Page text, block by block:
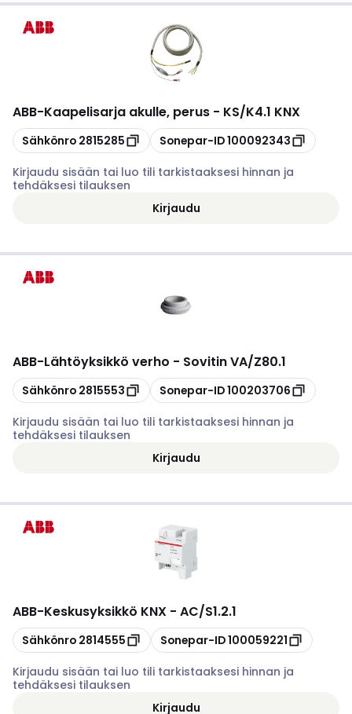
ABB-Kaapelisarja akulle, perus - KS/K4.1 KNX
Kopioi
Sähkönro 2815285 Kopioi
Sonepar-ID100092343
Kirjaudu sisään tai luo tili tarkistaaksesi hinnan ja
tehdäksesi tilauksen
Kirjaudu
ABB-Lähtöyksikkö verho - Sovitin VA/Z80.1
Kopioi
Sähkönro 2815553 Kopioi
Sonepar-ID100203706
Kirjaudu sisään tai luo tili tarkistaaksesi hinnan ja
tehdäksesi tilauksen
Kirjaudu
ABB-Keskusyksikkö KNX - AC/S1.2.1
Kopioi
Sähkönro 2814555 Kopioi
Sonepar-ID100059221
Kirjaudu sisään tai luo tili tarkistaaksesi hinnan ja
tehdäksesi tilauksen
Kirjaudu